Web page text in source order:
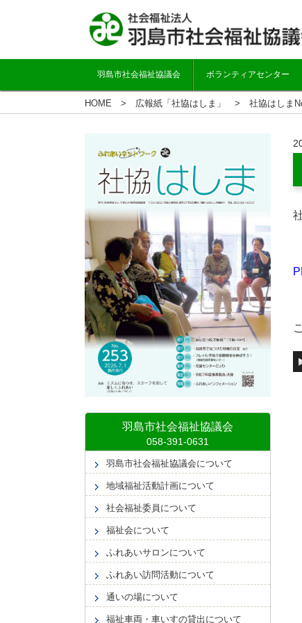
羽島市社会福祉協議会 ボランティアセンター
HOME 広報紙「社協はしま」 社協はしま
羽島市社会福祉協議会
羽島市社会福祉協議会について
地域福祉活動計画について
社会福祉委員について
福祉会について
ふれあいサロンについて
ふれあい訪問活動について
通いの場について
福祉車両・車いすの貸出について